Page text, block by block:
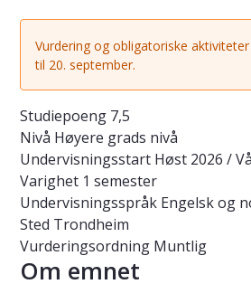
Vurdering og obligatoriske
til 20. september.
Studiepoeng 7,5
Nivå Høyere grads nivå
Undervisningsstart Høst 2026 /
Varighet 1 semester
Undervisningsspråk Engelsk og
Sted Trondheim
Vurderingsordning Muntlig
Om emnet